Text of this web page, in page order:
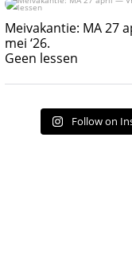
Meivakantie: MA 27 april —
Geen lessen
17
Meivakantie: MA 27
mei ‘26.
Geen lessen
Follow on